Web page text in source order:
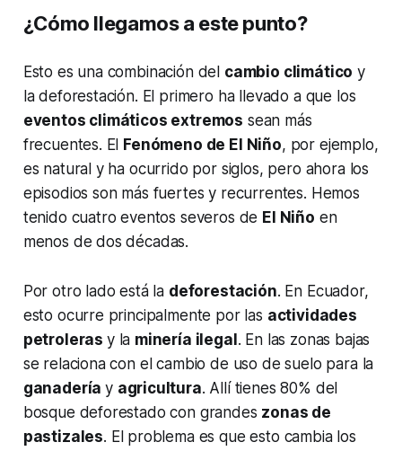
¿Cómo llegamos a este punto?
Esto es una combinación del cambio climático y
la deforestación. El primero ha llevado a que los
eventos climáticos extremos sean más
frecuentes. El Fenómeno de El Niño, por ejemplo,
es natural y ha ocurrido por siglos, pero ahora los
episodios son más fuertes y recurrentes. Hemos
tenido cuatro eventos severos de El Niño en
menos de dos décadas.
Por otro lado está la deforestación. En Ecuador,
esto ocurre principalmente por las actividades
petroleras y la minería ilegal . En las zonas bajas
se relaciona con el cambio de uso de suelo para la
ganaderíay agricultura. Allí tienes 80% del
bosque deforestado con grandes zonas de
pastizales. El problema es que esto cambia los